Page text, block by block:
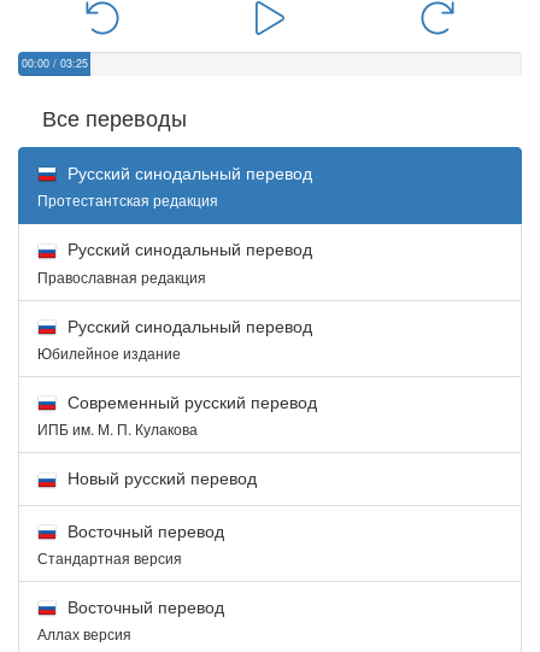
00:00 / 03:25
Все переводы
Русский синодальный перевод
Протестантская редакция
Русский синодальный перевод
Православная редакция
Русский синодальный перевод
Юбилейное издание
Современный русский перевод
ИПБ им. М. П. Кулакова
Новый русский перевод
Восточный перевод
Стандартная версия
Восточный перевод
Аллах версия